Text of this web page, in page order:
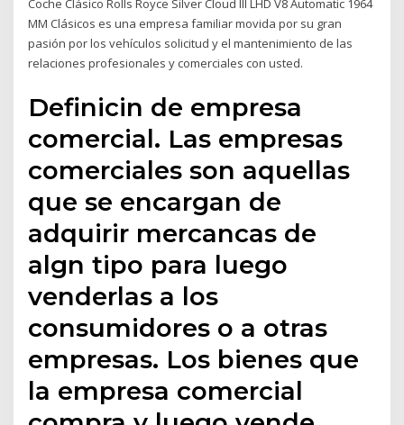
Coche Clásico Rolls Royce Silver Cloud III LHD V8 Automatic 1964
MM Clásicos es una empresa familiar movida por su gran
pasión por los vehículos solicitud y el mantenimiento de las
relaciones profesionales y comerciales con usted.
Definicin de empresa
comercial. Las empresas
comerciales son aquellas
que se encargan de
adquirir mercancas de
algn tipo para luego
venderlas a los
consumidores o a otras
empresas. Los bienes que
la empresa comercial